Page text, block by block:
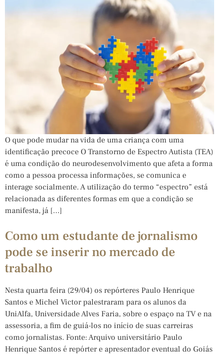
O que pode mudar na vida de uma criança com uma
identificação precoce O Transtorno de Espectro Autista (TEA)
é uma condição do neurodesenvolvimento que afeta a forma
como a pessoa processa informações, se comunica e
interage socialmente. A utilização do termo “espectro” está
relacionada as diferentes formas em que a condição se
manifesta, já […]
Como um estudante de jornalismo
pode se inserir no mercado de
trabalho
Nesta quarta feira (29/04) os repórteres Paulo Henrique
Santos e Michel Victor palestraram para os alunos da
UniAlfa, Universidade Alves Faria, sobre o espaço na TV e na
assessoria, a fim de guiá-los no início de suas carreiras
como jornalistas. Fonte: Arquivo universitário Paulo
Henrique Santos é repórter e apresentador eventual do Goiás